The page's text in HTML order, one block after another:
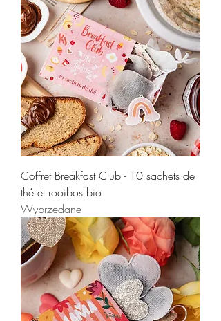
Coffret Breakfast Club - 10 sachets de
thé et rooibos bio
Wyprzedane